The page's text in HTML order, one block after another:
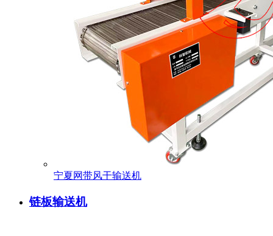
宁夏网带风干输送机
链板输送机